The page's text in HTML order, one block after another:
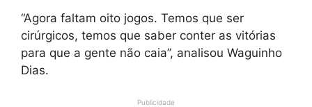
“Agora faltam oito jogos. Temos que ser
cirúrgicos, temos que saber conter as vitórias
para que a gente não caia”, analisou Waguinho
Dias.
Publicidade